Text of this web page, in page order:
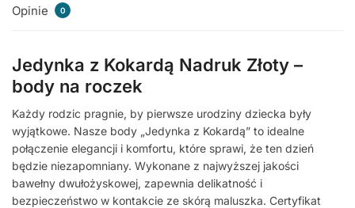
Opinie 0
Jedynka z Kokardą Nadruk Złoty –
body na roczek
Każdy rodzic pragnie, by pierwsze urodziny dziecka były
wyjątkowe. Nasze body „Jedynka z Kokardą” to idealne
połączenie elegancji i komfortu, które sprawi, że ten dzień
będzie niezapomniany. Wykonane z najwyższej jakości
bawełny dwułożyskowej, zapewnia delikatność i
bezpieczeństwo w kontakcie ze skórą maluszka. Certyfikat